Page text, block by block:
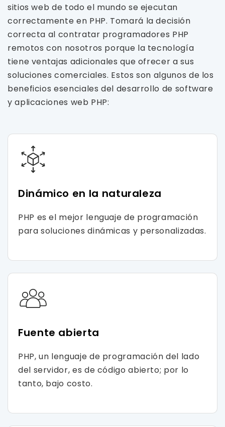
sitios web de todo el mundo se ejecutan
correctamente en PHP. Tomará la decisión
correcta al contratar programadores PHP
remotos con nosotros porque la tecnología
tiene ventajas adicionales que ofrecer a sus
soluciones comerciales. Estos son algunos de los
beneficios esenciales del desarrollo de software
y aplicaciones web PHP:
Dinámico en la naturaleza
PHP es el mejor lenguaje de programación
para soluciones dinámicas y personalizadas.
Fuente abierta
PHP, un lenguaje de programación del lado
del servidor, es de código abierto; por lo
tanto, bajo costo.